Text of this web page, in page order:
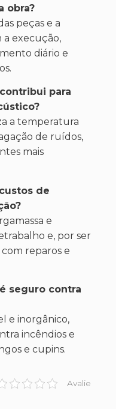
obra?
peças e a
a execução,
diário e
para
a temperatura
de ruídos,
mais
de
e
e, por ser
reparos e
seguro contra
e inorgânico,
incêndios e
e cupins.
Avalie